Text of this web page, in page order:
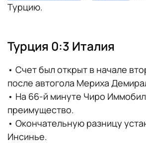
Турцию.
Турция 0:3 Италия
• Счет был открыт в начале
после автогола Мериха
• На 66-й минуте Чиро
преимущество.
• Окончательную разницу
Инсинье.